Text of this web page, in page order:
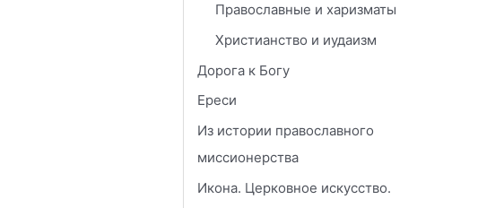
Православные и харизматы
Христианство и иудаизм
Дорога к Богу
Ереси
Из истории православного
миссионерства
Икона. Церковное искусство.